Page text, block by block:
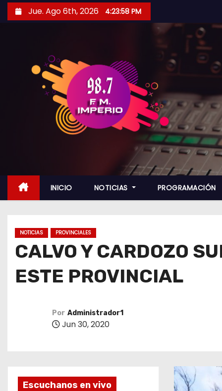
i
Jue. Ago 6th, 2026 4:23:59 PM
INICIO NOTICIAS PROGRAMACIÓN
NOTICIAS PROVINCIALES
CALVO Y CARDOZO
ESTE PROVINCIAL
Por Administrador1
Jun 30, 2020
Escuchanos en vivo